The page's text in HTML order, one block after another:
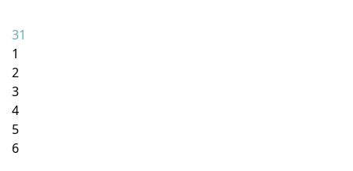
31
1
2
3
4
5
6